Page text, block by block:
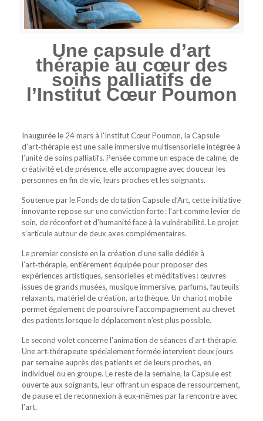
Une capsule d’art
thérapie au cœur des
soins palliatifs de
l’Institut Cœur Poumon
Inaugurée le 24 mars à l’Institut Cœur Poumon, la Capsule
d’art‑thérapie est une salle immersive multisensorielle intégrée à
l’unité de soins palliatifs. Pensée comme un espace de calme, de
créativité et de présence, elle accompagne avec douceur les
personnes en fin de vie, leurs proches et les soignants.
Soutenue par le Fonds de dotation Capsule d’Art, cette initiative
innovante repose sur une conviction forte : l’art comme levier de
soin, de réconfort et d’humanité face à la vulnérabilité. Le projet
s’articule autour de deux axes complémentaires.
Le premier consiste en la création d’une salle dédiée à
l’art‑thérapie, entièrement équipée pour proposer des
expériences artistiques, sensorielles et méditatives : œuvres
issues de grands musées, musique immersive, parfums, fauteuils
relaxants, matériel de création, artothèque. Un chariot mobile
permet également de poursuivre l’accompagnement au chevet
des patients lorsque le déplacement n’est plus possible.
Le second volet concerne l’animation de séances d’art‑thérapie.
Une art‑thérapeute spécialement formée intervient deux jours
par semaine auprès des patients et de leurs proches, en
individuel ou en groupe. Le reste de la semaine, la Capsule est
ouverte aux soignants, leur offrant un espace de ressourcement,
de pause et de reconnexion à eux‑mêmes par la rencontre avec
l’art.